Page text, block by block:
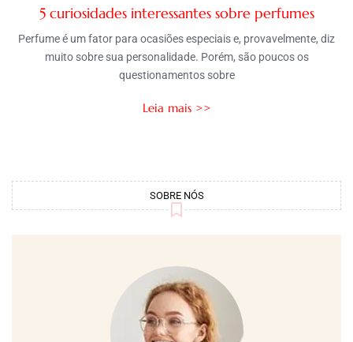
5 curiosidades interessantes sobre perfumes
Perfume é um fator para ocasiões especiais e, provavelmente, diz
muito sobre sua personalidade. Porém, são poucos os
questionamentos sobre
Leia mais >>
SOBRE NÓS